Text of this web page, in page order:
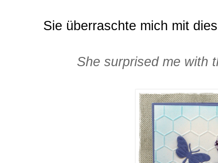
Sie überraschte mich mit
She surprised me with